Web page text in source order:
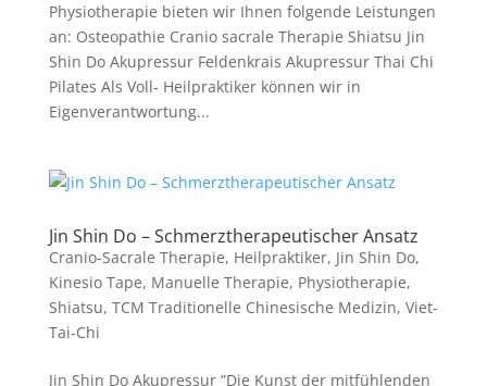
Physiotherapie bieten wir Ihnen folgende Leistungen
an: Osteopathie Cranio sacrale Therapie Shiatsu Jin
Shin Do Akupressur Feldenkrais Akupressur Thai Chi
Pilates Als Voll- Heilpraktiker können wir in
Eigenverantwortung...
Jin Shin Do – Schmerztherapeutischer Ansatz
Cranio-Sacrale Therapie, Heilpraktiker, Jin Shin Do,
Kinesio Tape, Manuelle Therapie, Physiotherapie,
Shiatsu, TCM Traditionelle Chinesische Medizin, Viet-
Tai-Chi
Jin Shin Do Akupressur ”Die Kunst der mitfühlenden